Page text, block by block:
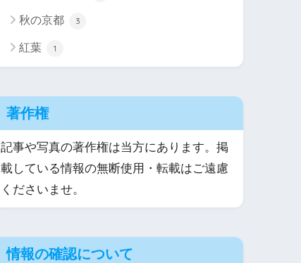
秋の京都 3
紅葉 1
著作権
記事や写真の著作権は当方にあります。掲
載している情報の無断使用・転載はご遠慮
くださいませ。
情報の確認について